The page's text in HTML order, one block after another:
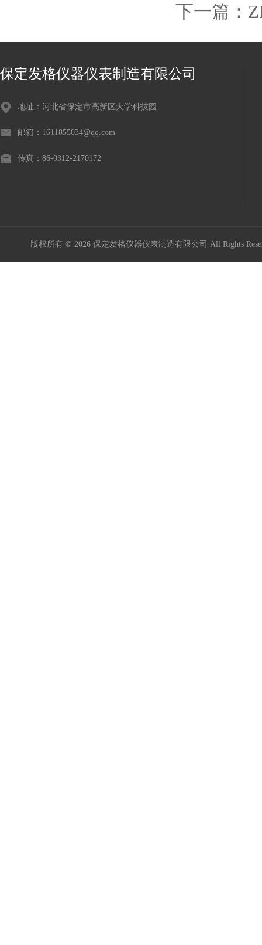
下一篇：
保定发格仪器仪表制造有限公司
地址：河北省保定市高新区大学科技园
邮箱：1611855034@qq.com
传真：86-0312-2170172
版权所有 © 2026 保定发格仪器仪表制造有限公司 All Rights